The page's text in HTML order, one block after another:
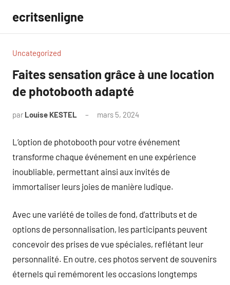
contenu
ecritsenligne
Uncategorized
Faites sensation grâce à une location
de photobooth adapté
par Louise KESTEL mars 5, 2024
L’option de photobooth pour votre événement
transforme chaque événement en une expérience
inoubliable, permettant ainsi aux invités de
immortaliser leurs joies de manière ludique.
Avec une variété de toiles de fond, d’attributs et de
options de personnalisation, les participants peuvent
concevoir des prises de vue spéciales, reflétant leur
personnalité. En outre, ces photos servent de souvenirs
éternels qui remémorent les occasions longtemps